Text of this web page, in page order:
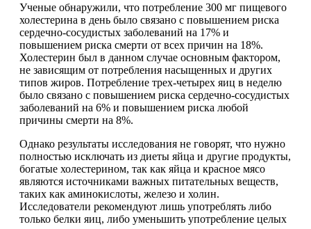
Ученые обнаружили, что потребление 300 мг пищевого
холестерина в день было связано с повышением риска
сердечно-сосудистых заболеваний на 17% и
повышением риска смерти от всех причин на 18%.
Холестерин был в данном случае основным фактором,
не зависящим от потребления насыщенных и других
типов жиров. Потребление трех-четырех яиц в неделю
было связано с повышением риска сердечно-сосудистых
заболеваний на 6% и повышением риска любой
причины смерти на 8%.
Однако результаты исследования не говорят, что нужно
полностью исключать из диеты яйца и другие продукты,
богатые холестерином, так как яйца и красное мясо
являются источниками важных питательных веществ,
таких как аминокислоты, железо и холин.
Исследователи рекомендуют лишь употреблять либо
только белки яиц, либо уменьшить употребление целых